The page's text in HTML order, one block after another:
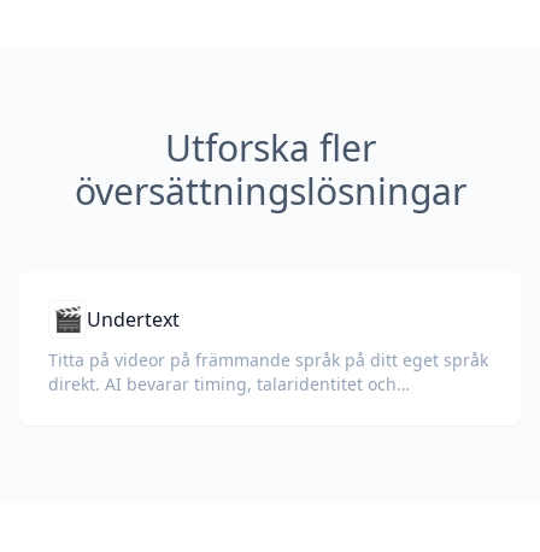
Utforska fler
översättningslösningar
🎬 Undertext
Titta på videor på främmande språk på ditt eget språk
direkt. AI bevarar timing, talaridentitet och